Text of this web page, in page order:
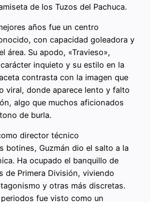
de los Tuzos del Pachuca.
años fue un centro
con capacidad goleadora y
área. Su apodo, «Travieso»,
inquieto y su estilo en la
contrasta con la imagen que
viral, donde aparece lento y falto
algo que muchos aficionados
de burla.
director técnico
botines, Guzmán dio el salto a la
Ha ocupado el banquillo de
de Primera División, viviendo
y otras más discretas.
fue visto como un